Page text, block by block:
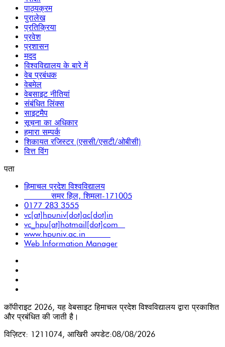
पाठ्यक्रम
पुरालेख
प्रतिक्रिया
प्रवेश
प्रशासन
मदद
विश्वविद्यालय के बारे में
वेब प्रबंधक
वेबमेल
वेबसाइट नीतियां
संबंधित लिंक्स
साइटमैप
सूचना का अधिकार
हमारा सम्पर्क
शिकायत रजिस्टर (एससी/एसटी/ओबीसी)
वित्त विंग
पता
हिमाचल प्रदेश विश्वविद्यालय
समर हिल, शिमला-171005
0177 283 3555
vc[at]hpuniv[dot]ac[dot]in
vc_hpu[at]hotmail[dot]com
www.hpuniv.ac.in
Web Information Manager
कॉपीराइट 2026, यह वेबसाइट हिमाचल प्रदेश विश्वविद्यालय द्वारा प्रकाशित
और प्रबंधित की जाती है।
विज़िटर: 1211074, आखिरी अपडेट:08/08/2026